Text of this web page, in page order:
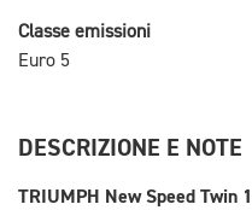
Classe emissioni
Euro 5
DESCRIZIONE E NOTE
TRIUMPH New Speed Twin